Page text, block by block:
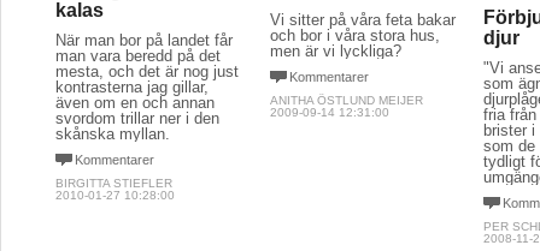
kalas
När man bor på landet får
man vara beredd på det
mesta, och det är nog just
kontrasterna jag gillar,
även om en och annan
svordom trillar ner i den
skånska myllan.
Kommentarer
BIRGITTA STIEFLER
2010-01-27 10:28:00
Vi sitter på våra feta bakar
och bor i våra stora hus,
men är vi lyckliga?
Kommentarer
ANITHA ÖSTLUND MEIJER
2009-09-14 12:31:00
djur
"Vi
som
fria
brister
som de
tydligt
PER
2008-11-